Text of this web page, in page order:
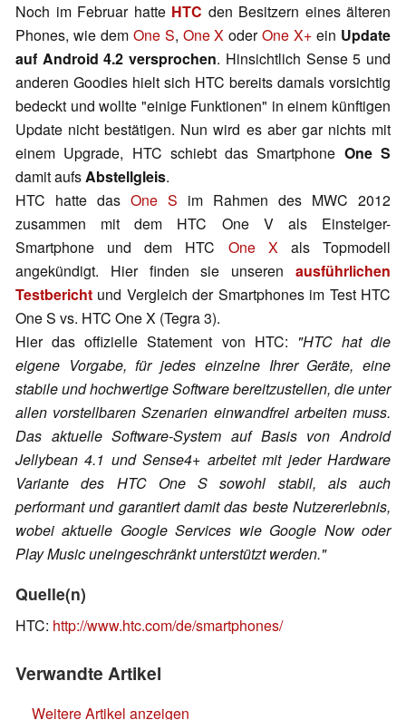
Noch im Februar hatte HTC den Besitzern eines älteren
Phones, wie dem One S, One X oderOne X+ ein Update
auf Android 4.2 versprochen. Hinsichtlich Sense 5 und
anderen Goodies hielt sich HTC bereits damals vorsichtig
bedeckt und wollte "einige Funktionen" in einem künftigen
Update nicht bestätigen. Nun wird es aber gar nichts mit
einem Upgrade, HTC schiebt das Smartphone One S
damit aufsAbstellgleis.
HTC hatte das One S im Rahmen des MWC 2012
zusammen mit dem HTC One V als Einsteiger-
Smartphone und dem HTC One Xals Topmodell
angekündigt. Hier finden sie unseren ausführlichen
Testbericht und Vergleich der Smartphones im Test HTC
One S vs. HTC One X (Tegra 3).
Hier das offizielle Statement von HTC: "HTC hat die
eigene Vorgabe, für jedes einzelne Ihrer Geräte, eine
stabile und hochwertige Software bereitzustellen, die unter
allen vorstellbaren Szenarien einwandfrei arbeiten muss.
Das aktuelle Software-System auf Basis von Android
Jellybean 4.1 und Sense4+ arbeitet mit jeder Hardware
Variante des HTC One S sowohl stabil, als auch
performant und garantiert damit das beste Nutzererlebnis,
wobei aktuelle Google Services wie Google Now oder
Play Music uneingeschränkt unterstützt werden."
Quelle(n)
HTC: http://www.htc.com/de/smartphones/
Verwandte Artikel
Weitere Artikel anzeigen